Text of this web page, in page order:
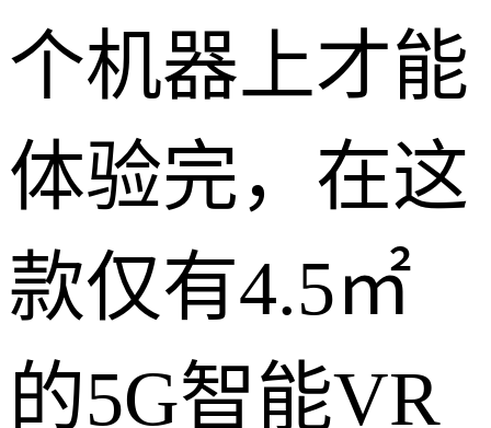
个机器上才能
体验完，在这
款仅有4.5㎡
的5G智能VR